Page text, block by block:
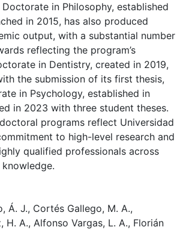
in Philosophy, established
in 2015, has also produced
output, with a substantial number
reflecting the program’s
in Dentistry, created in 2019,
the submission of its first thesis,
in Psychology, established in
in 2023 with three student theses.
programs reflect Universidad
to high-level research and
qualified professionals across
Á. J., Cortés Gallego, M. A.,
H. A., Alfonso Vargas, L. A., Florián